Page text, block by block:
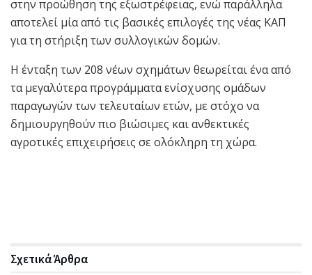
στην προώθηση της εξωστρέφειας, ενώ παράλληλα
αποτελεί μία από τις βασικές επιλογές της νέας ΚΑΠ
για τη στήριξη των συλλογικών δομών.
Η ένταξη των 208 νέων σχημάτων θεωρείται ένα από
τα μεγαλύτερα προγράμματα ενίσχυσης ομάδων
παραγωγών των τελευταίων ετών, με στόχο να
δημιουργηθούν πιο βιώσιμες και ανθεκτικές
αγροτικές επιχειρήσεις σε ολόκληρη τη χώρα.
ΣχετικάΆρθρα